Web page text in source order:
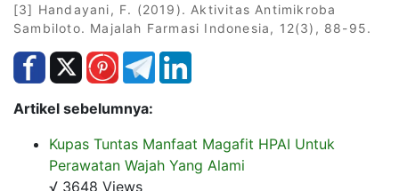
[3] Handayani, F. (2019). Aktivitas Antimikroba
Sambiloto. Majalah Farmasi Indonesia, 12(3), 88-95.
Artikel sebelumnya:
Kupas Tuntas Manfaat Magafit HPAI Untuk
Perawatan Wajah Yang Alami
√ 3648 Views